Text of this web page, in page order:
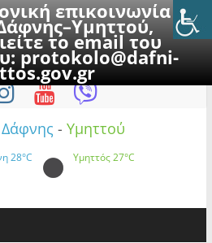
επικοινωνία με
το email του
protokolo@dafni-
Αυγούστου 2026
Δάφνης - Υμηττού
28°C Υμηττός27°C